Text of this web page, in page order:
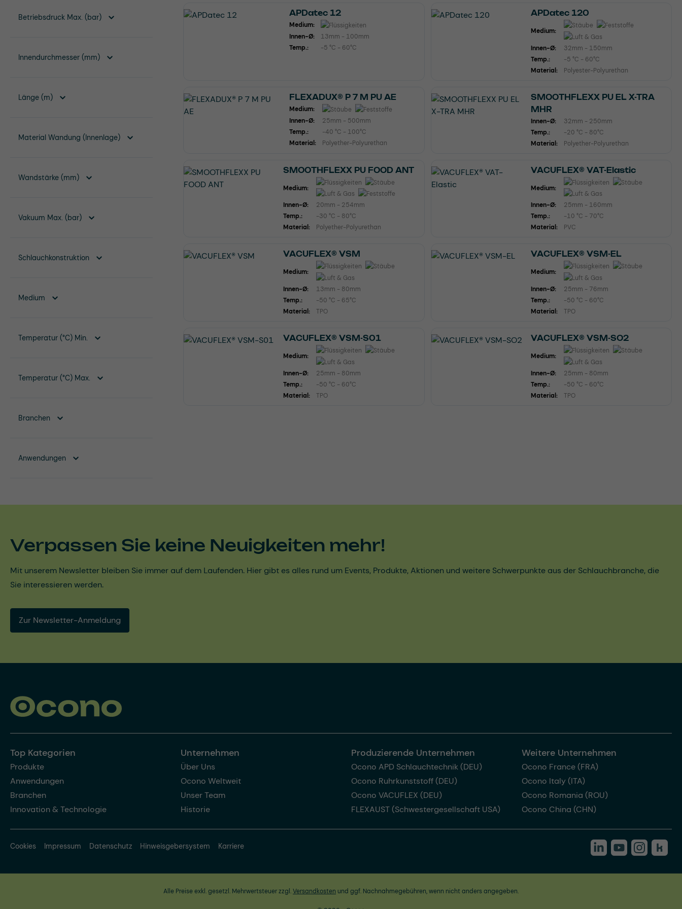
Betriebsdruck Max. (bar)
Innendurchmesser (mm)
Länge (m)
Material Wandung (Innenlage)
Wandstärke (mm)
Vakuum Max. (bar)
Schlauchkonstruktion
Medium
Temperatur (°C) Min.
Temperatur (°C) Max.
Branchen
Anwendungen
APDatec 12
Medium:
Innen-Ø:
13mm - 100mm
Temp.:
-5 °C - 60°C
APDatec 120
Medium:
Innen-Ø:
32mm - 150mm
Temp.:
-5 °C - 60°C
Material:
Polyester-Polyurethan
FLEXADUX® P 7 M PU AE
Medium:
Innen-Ø:
25mm - 500mm
Temp.:
-40 °C - 100°C
Material:
Polyether-Polyurethan
SMOOTHFLEXX PU EL X-TRA
MHR
Innen-Ø:
32mm - 250mm
Temp.:
-20 °C - 80°C
Material:
Polyether-Polyurethan
SMOOTHFLEXX PU FOOD ANT
Medium:
Innen-Ø:
20mm - 254mm
Temp.:
-30 °C - 80°C
Material:
Polyether-Polyurethan
VACUFLEX® VAT-Elastic
Medium:
Innen-Ø:
25mm - 160mm
Temp.:
-10 °C - 70°C
Material:
PVC
VACUFLEX® VSM
Medium:
Innen-Ø:
13mm - 80mm
Temp.:
-50 °C - 65°C
Material:
TPO
VACUFLEX® VSM-EL
Medium:
Innen-Ø:
25mm - 76mm
Temp.:
-50 °C - 60°C
Material:
TPO
VACUFLEX® VSM-S01
Medium:
Innen-Ø:
25mm - 80mm
Temp.:
-50 °C - 60°C
Material:
TPO
VACUFLEX® VSM-SO2
Medium:
Innen-Ø:
25mm - 80mm
Temp.:
-50 °C - 60°C
Material:
TPO
Verpassen Sie keine Neuigkeiten mehr!
Mit unserem Newsletter bleiben Sie immer auf dem Laufenden. Hier gibt es alles rund um Events, Produkte, Aktionen und weitere Schwerpunkte aus der Schlauchbranche, die
Sie interessieren werden.
Zur Newsletter-Anmeldung
Top Kategorien
Produkte
Anwendungen
Branchen
Innovation & Technologie
Unternehmen
Über Uns
Ocono Weltweit
Unser Team
Historie
Produzierende Unternehmen
Ocono APD Schlauchtechnik (DEU)
Ocono Ruhrkunststoff (DEU)
Ocono VACUFLEX (DEU)
FLEXAUST (Schwestergesellschaft USA)
Weitere Unternehmen
Ocono France (FRA)
Ocono Italy (ITA)
Ocono Romania (ROU)
Ocono China (CHN)
Cookies Impressum Datenschutz Hinweisgebersystem Karriere
Alle Preise exkl. gesetzl. Mehrwertsteuer zzgl.Versandkosten und ggf. Nachnahmegebühren, wenn nicht anders angegeben.